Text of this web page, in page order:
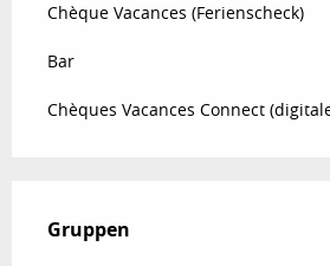
Chèque Vacances (Ferienscheck)
Bar
Chèques Vacances Connect
Gruppen
Gruppen